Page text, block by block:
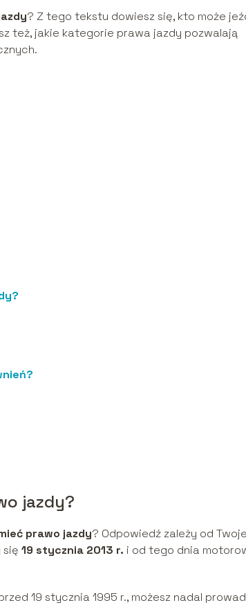
? Z tego tekstu dowiesz się, kto może
też, jakie kategorie prawa jazdy pozwalają
jazdy?
prawo jazdy? Odpowiedź zależy od
się 19 stycznia 2013 r. i od tego dnia
19 stycznia 1995 r., możesz nadal